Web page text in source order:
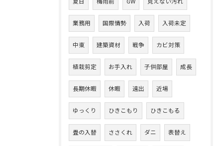
夏日 梅雨前 GW 見えない汚れ
業務用 国際情勢 入荷 入荷未定
中東 建築資材 戦争 カビ対策
植栽剪定 お手入れ 子供部屋 成長
長期休暇 休暇 遠出 近場
ゆっくり ひきこもり ひきこもる
畳の入替 ささくれ ダニ 表替え